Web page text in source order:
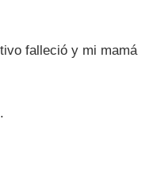
falleció y mi mamá